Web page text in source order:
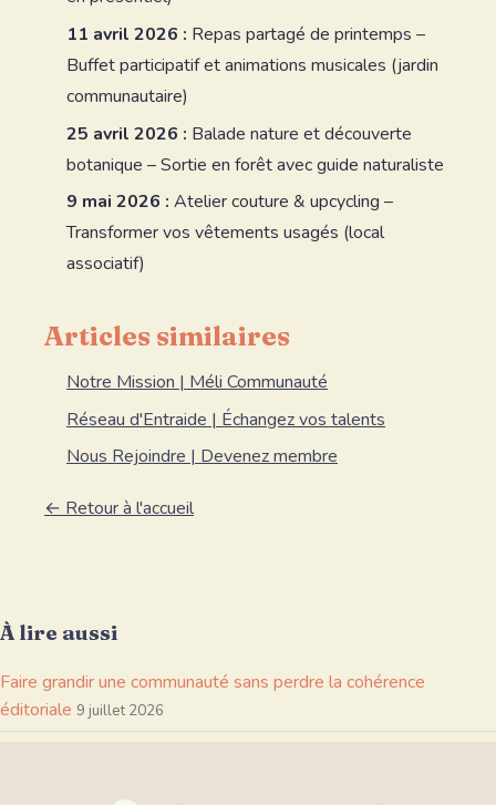
11 avril 2026 : Repas partagé de printemps –
Buffet participatif et animations musicales (jardin
communautaire)
25 avril 2026 : Balade nature et découverte
botanique – Sortie en forêt avec guide naturaliste
9 mai 2026 : Atelier couture & upcycling –
Transformer vos vêtements usagés (local
associatif)
Articles similaires
Notre Mission | Méli Communauté
Réseau d'Entraide | Échangez vos talents
Nous Rejoindre | Devenez membre
← Retour à l'accueil
À lire aussi
Faire grandir une communauté sans perdre la cohérence
éditoriale 9 juillet 2026